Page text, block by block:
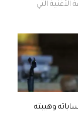
التي
وهيبته